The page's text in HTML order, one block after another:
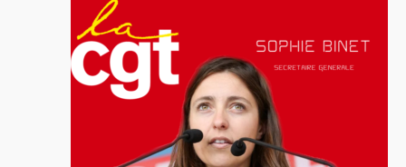
Comprendre...